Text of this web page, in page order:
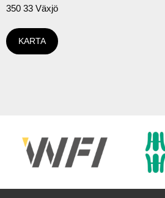
350 33 Växjö
KARTA